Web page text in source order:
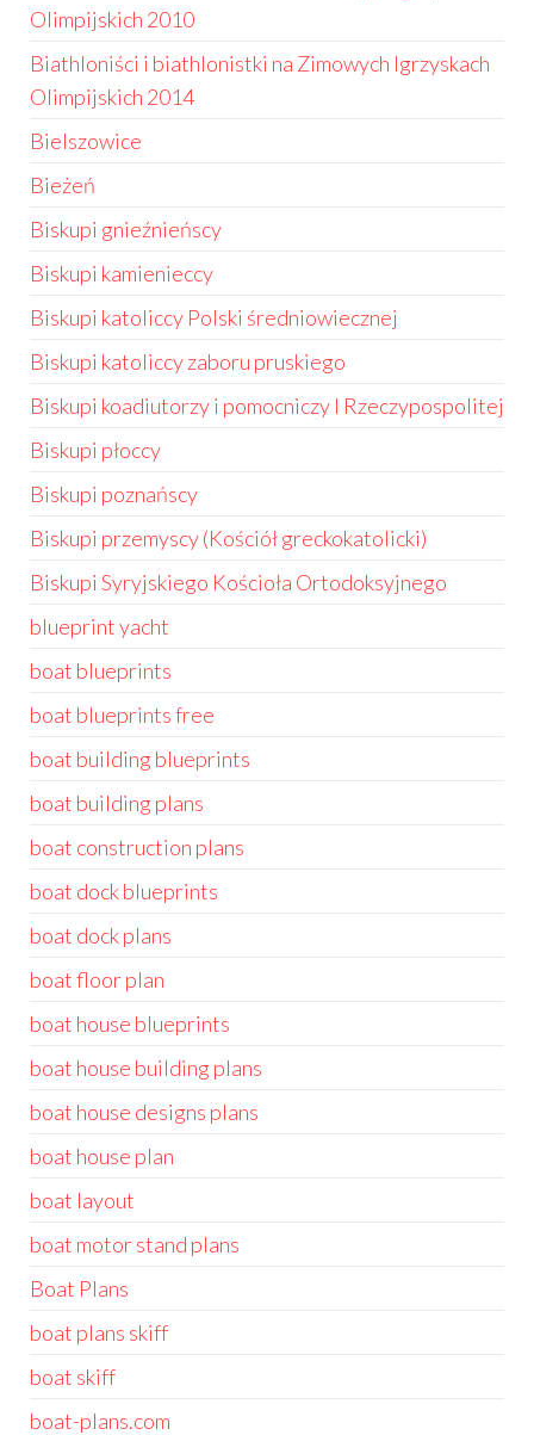
Olimpijskich 2010
Biathloniści i biathlonistki na Zimowych Igrzyskach
Olimpijskich 2014
Bielszowice
Bieżeń
Biskupi gnieźnieńscy
Biskupi kamienieccy
Biskupi katoliccy Polski średniowiecznej
Biskupi katoliccy zaboru pruskiego
Biskupi koadiutorzy i pomocniczy I Rzeczypospolitej
Biskupi płoccy
Biskupi poznańscy
Biskupi przemyscy (Kościół greckokatolicki)
Biskupi Syryjskiego Kościoła Ortodoksyjnego
blueprint yacht
boat blueprints
boat blueprints free
boat building blueprints
boat building plans
boat construction plans
boat dock blueprints
boat dock plans
boat floor plan
boat house blueprints
boat house building plans
boat house designs plans
boat house plan
boat layout
boat motor stand plans
Boat Plans
boat plans skiff
boat skiff
boat-plans.com